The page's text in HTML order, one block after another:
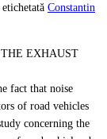
etichetată Constantin
EXHAUST
fact that noise
of road vehicles
concerning the